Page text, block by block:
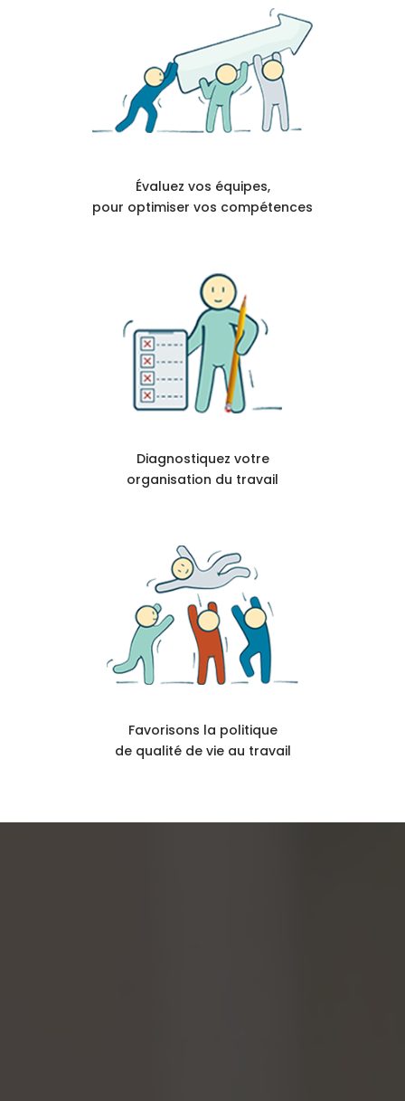
Évaluez vos équipes,
pour optimiser vos compétences
Diagnostiquez votre
organisation du travail
Favorisons la politique
de qualité de vie au travail